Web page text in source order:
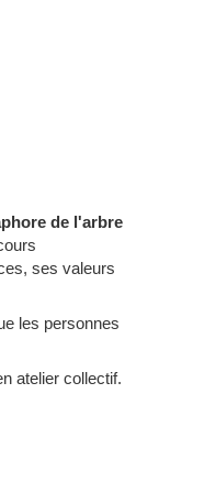
de l'arbre
ses valeurs
les personnes
atelier collectif.